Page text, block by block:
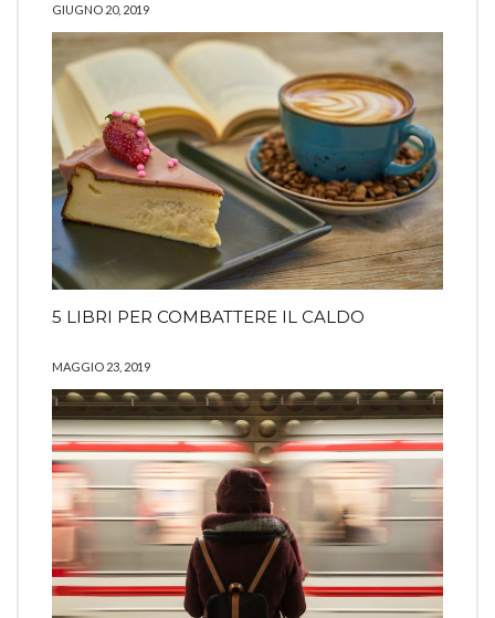
GIUGNO 20, 2019
5 LIBRI PER COMBATTERE IL CALDO
MAGGIO 23, 2019